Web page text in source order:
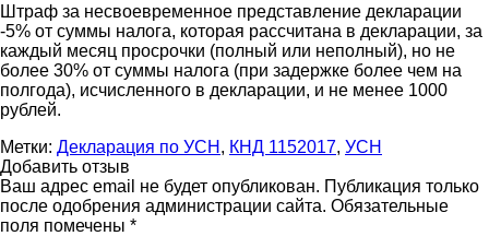
Штраф за несвоевременное представление декларации
-5% от суммы налога, которая рассчитана в декларации, за
каждый месяц просрочки (полный или неполный), но не
более 30% от суммы налога (при задержке более чем на
полгода), исчисленного в декларации, и не менее 1000
рублей.
Метки: Декларация по УСН , КНД 1152017, УСН
Добавить отзыв
Ваш адрес email не будет опубликован. Публикация только
после одобрения администрации сайта. Обязательные
поля помечены *